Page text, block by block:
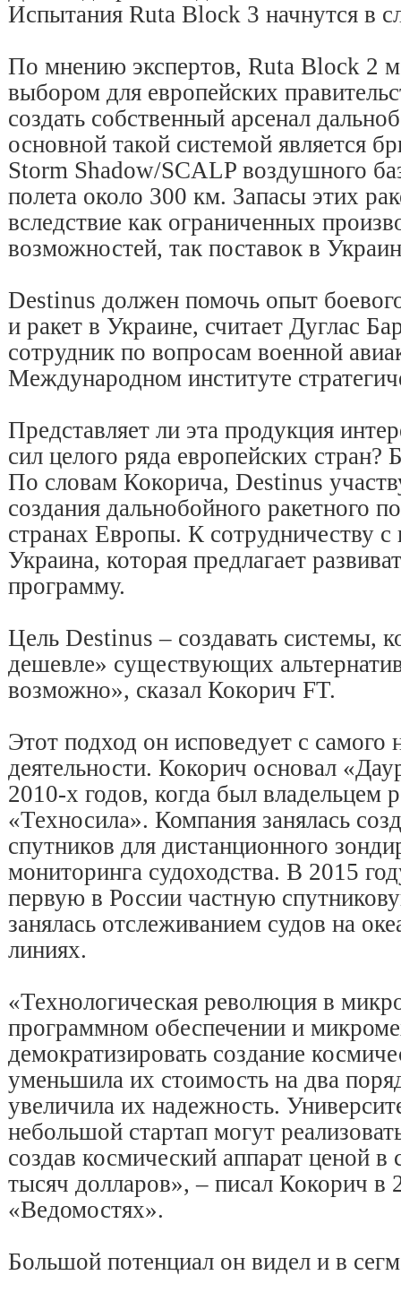
Испытания Ruta Block 3 начнутся в
По мнению экспертов, Ruta Block 2
выбором для европейских
создать собственный арсенал
основной такой системой является
Storm Shadow/SCALP воздушного
полета около 300 км. Запасы этих
вследствие как ограниченных
возможностей, так поставок в
Destinus должен помочь опыт
и ракет в Украине, считает Дуглас
сотрудник по вопросам военной
Международном институте
Представляет ли эта продукция
сил целого ряда европейских стран?
По словам Кокорича, Destinus
создания дальнобойного ракетного
странах Европы. К сотрудничеству с
Украина, которая предлагает
программу.
Цель Destinus – создавать системы,
дешевле» существующих
возможно», сказал Кокорич FT.
Этот подход он исповедует с самого
деятельности. Кокорич основал
2010-х годов, когда был владельцем
«Техносила». Компания занялась
спутников для дистанционного
мониторинга судоходства. В 2015
первую в России частную
занялась отслеживанием судов на
линиях.
«Технологическая революция в
программном обеспечении и
демократизировать создание
уменьшила их стоимость на два
увеличила их надежность.
небольшой стартап могут
создав космический аппарат ценой
тысяч долларов», – писал Кокорич в
«Ведомостях».
Большой потенциал он видел и в